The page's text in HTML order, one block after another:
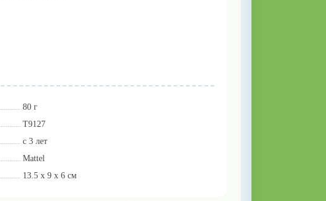
80 г
T9127
с 3 лет
Mattel
13.5 х 9 х 6 см